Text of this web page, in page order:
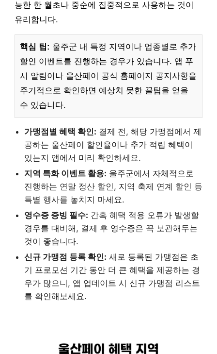
능한 한 월초나 중순에 집중적으로 사용하는 것이
유리합니다.
핵심 팁: 울주군 내 특정 지역이나 업종별로 추가
할인 이벤트를 진행하는 경우가 있습니다. 앱 푸
시 알림이나 울산페이 공식 홈페이지 공지사항을
주기적으로 확인하면 예상치 못한 꿀팁을 얻을
수 있습니다.
가맹점별 혜택 확인: 결제 전, 해당 가맹점에서 제
공하는 울산페이 할인율이나 추가 적립 혜택이
있는지 앱에서 미리 확인하세요.
지역 특화 이벤트 활용: 울주군에서 자체적으로
진행하는 연말 정산 할인, 지역 축제 연계 할인 등
특별 행사를 놓치지 마세요.
영수증 증빙 필수: 간혹 혜택 적용 오류가 발생할
경우를 대비해, 결제 후 영수증은 꼭 보관해두는
것이 좋습니다.
신규 가맹점 등록 확인: 새로 등록된 가맹점은 초
기 프로모션 기간 동안 더 큰 혜택을 제공하는 경
우가 많으니, 앱 업데이트 시 신규 가맹점 리스트
를 확인해보세요.